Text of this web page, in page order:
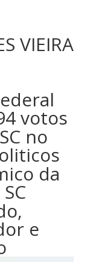
VIEIRA
votos
no
da
e